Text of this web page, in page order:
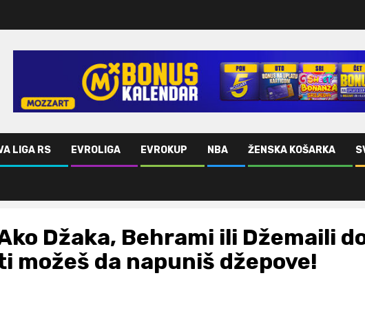
LIGA RS EVROLIGA EVROKUP NBA ŽENSKA KOŠARKA
napuniš džepove!
Džaka, Behrami ili Džemaili
možeš da napuniš džepove!